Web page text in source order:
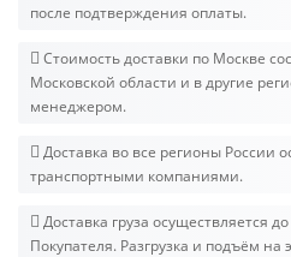
после подтверждения оплаты.
Стоимость доставки по Москве
Московской области и в другие
менеджером.
Доставка во все регионы России
транспортными компаниями.
Доставка груза осуществляется
Покупателя. Разгрузка и подъём